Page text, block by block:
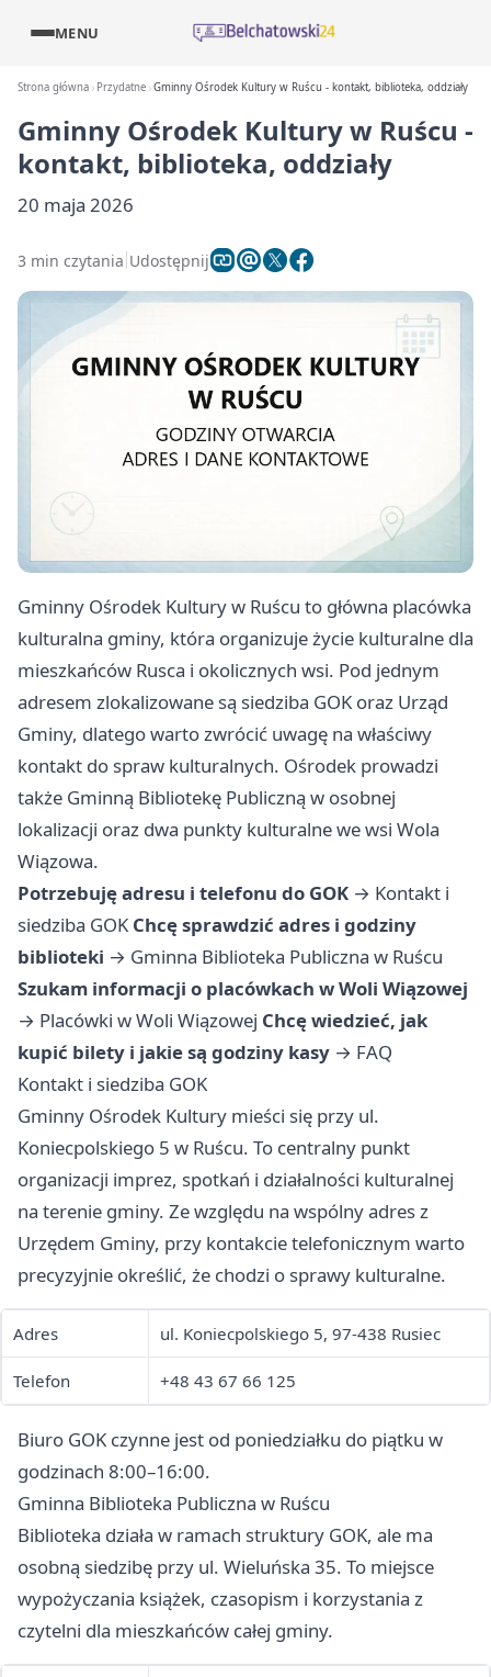
MENU
Strona główna Przydatne Gminny Ośrodek Kultury w Ruścu - kontakt, biblioteka, oddziały
Gminny Ośrodek Kultury w Ruścu -
kontakt, biblioteka, oddziały
20 maja 2026
3 min czytania Udostępnij
Gminny Ośrodek Kultury w Ruścu to główna placówka
kulturalna gminy, która organizuje życie kulturalne dla
mieszkańców Rusca i okolicznych wsi. Pod jednym
adresem zlokalizowane są siedziba GOK oraz Urząd
Gminy, dlatego warto zwrócić uwagę na właściwy
kontakt do spraw kulturalnych. Ośrodek prowadzi
także Gminną Bibliotekę Publiczną w osobnej
lokalizacji oraz dwa punkty kulturalne we wsi Wola
Wiązowa.
Potrzebuję adresu i telefonu do GOK → Kontakt i
siedziba GOK Chcę sprawdzić adres i godziny
biblioteki → Gminna Biblioteka Publiczna w Ruścu
Szukam informacji o placówkach w Woli Wiązowej
→ Placówki w Woli Wiązowej Chcę wiedzieć, jak
kupić bilety i jakie są godziny kasy → FAQ
Kontakt i siedziba GOK
Gminny Ośrodek Kultury mieści się przy ul.
Koniecpolskiego 5 w Ruścu. To centralny punkt
organizacji imprez, spotkań i działalności kulturalnej
na terenie gminy. Ze względu na wspólny adres z
Urzędem Gminy, przy kontakcie telefonicznym warto
precyzyjnie określić, że chodzi o sprawy kulturalne.
Adres ul. Koniecpolskiego 5, 97-438 Rusiec
Telefon +48 43 67 66 125
Biuro GOK czynne jest od poniedziałku do piątku w
godzinach 8:00–16:00.
Gminna Biblioteka Publiczna w Ruścu
Biblioteka działa w ramach struktury GOK, ale ma
osobną siedzibę przy ul. Wieluńska 35. To miejsce
wypożyczania książek, czasopism i korzystania z
czytelni dla mieszkańców całej gminy.